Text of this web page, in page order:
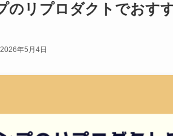
のリプロダクトでおす
2026年5月4日